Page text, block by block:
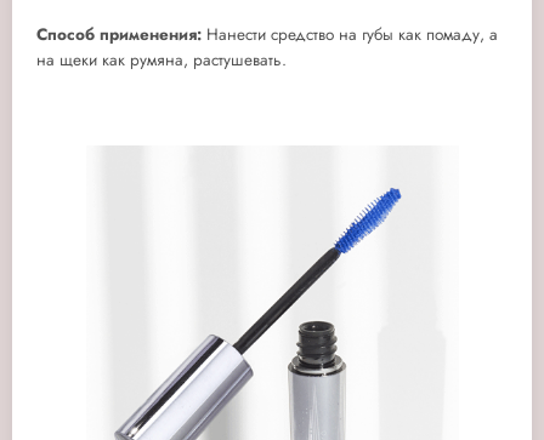
Способ применения: Нанести средство на губы как помаду, а
на щеки как румяна, растушевать.